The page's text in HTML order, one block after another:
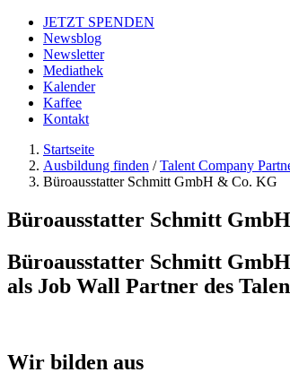
JETZT SPENDEN
Newsblog
Newsletter
Mediathek
Kalender
Kaffee
Kontakt
Startseite
Ausbildung finden /Talent Company
Büroausstatter Schmitt GmbH & Co. KG
Büroausstatter Schmitt
Büroausstatter Schmitt
als Job Wall Partner des
Wir bilden aus